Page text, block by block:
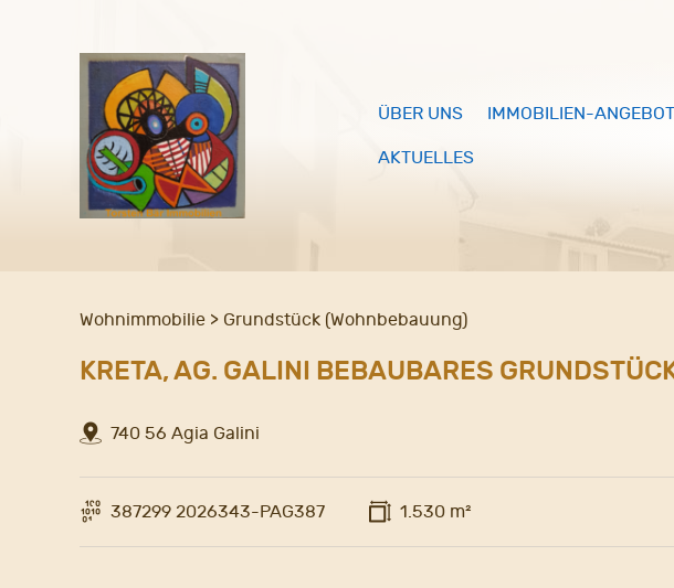
ÜBER UNS IMMOBILIEN-
AKTUELLES
Wohnimmobilie > Grundstück (Wohnbebauung)
KRETA, AG. GALINI BEBAUBARES
740 56 Agia Galini
387299 2026343-PAG387 1.530 m²